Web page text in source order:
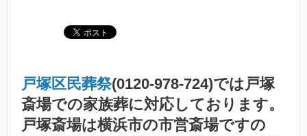
戸塚区民葬祭(0120-978-724)では戸塚
斎場での家族葬に対応しております。
戸塚斎場は横浜市の市営斎場ですの